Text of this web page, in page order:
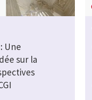
Une
sur la